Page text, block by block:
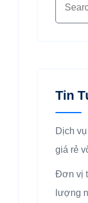
Tin
Dịch
giá rẻ
Đơn vị
lượng